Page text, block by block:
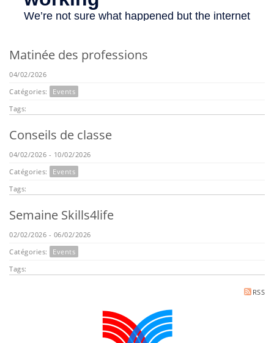
Matinée des professions
04/02/2026
Catégories:
Events
Tags:
Conseils de classe
04/02/2026 - 10/02/2026
Catégories:
Events
Tags:
Semaine Skills4life
02/02/2026 - 06/02/2026
Catégories:
Events
Tags:
RSS